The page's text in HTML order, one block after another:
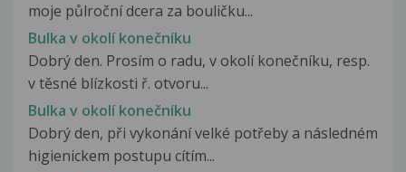
moje půlroční dcera za bouličku...
Bulka v okolí konečníku
Dobrý den. Prosím o radu, v okolí konečníku, resp.
v těsné blízkosti ř. otvoru...
Bulka v okolí konečníku
Dobrý den, při vykonání velké potřeby a následném
higienickem postupu cítím...